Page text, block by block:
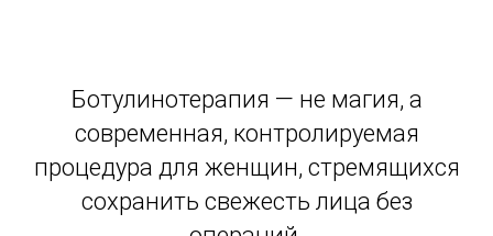
Ботулинотерапия — не магия, а
современная, контролируемая
процедура для женщин, стремящихся
сохранить свежесть лица без